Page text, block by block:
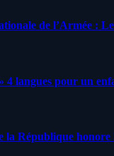
de l’Armée :
4 langues pour un
République honore